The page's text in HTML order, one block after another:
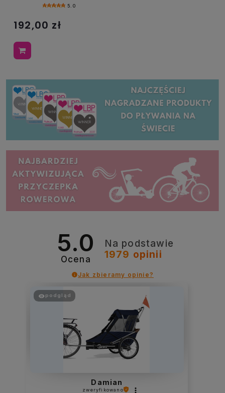
5.0
192,00 zł
5.0
Ocena
Na podstawie
1979 opinii
Jak zbieramy opinie?
podgląd
Damian
zweryfikowano